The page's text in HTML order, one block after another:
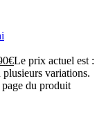
€Le prix actuel est :
variations.
du produit